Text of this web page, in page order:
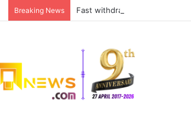
Breaking News Fast withdrawal casinos